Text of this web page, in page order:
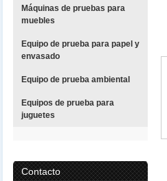
Máquinas de pruebas para
muebles
Equipo de prueba para papel y
envasado
Equipo de prueba ambiental
Equipos de prueba para
juguetes
Contacto